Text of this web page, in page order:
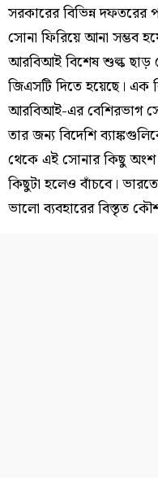
সরকারের বিভিন্ন দফতরের
সোনা ফিরিয়ে আনা সম্ভব
আরবিআই বিশেষ শুল্ক ছাড়
জিএসটি দিতে হয়েছে। এক
আরবিআই-এর বেশিরভাগ
তার জন্য বিদেশি
থেকে এই সোনার কিছু
কিছুটা হলেও বাঁচবে।
ভালো ব্যবহারের বিস্তৃত